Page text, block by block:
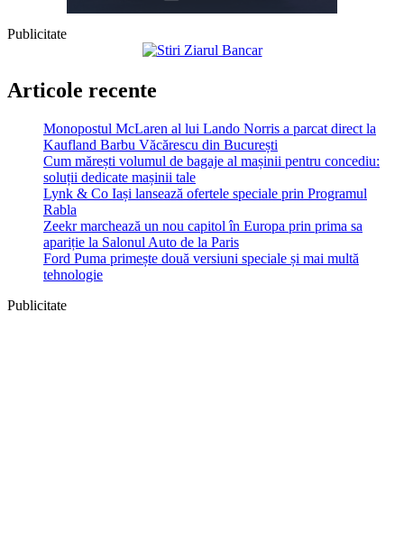
Publicitate
Articole recente
Monopostul McLaren al lui Lando Norris a parcat direct la
Kaufland Barbu Văcărescu din București
Cum mărești volumul de bagaje al mașinii pentru concediu:
soluții dedicate mașinii tale
Lynk & Co Iași lansează ofertele speciale prin Programul
Rabla
Zeekr marchează un nou capitol în Europa prin prima sa
apariție la Salonul Auto de la Paris
Ford Puma primește două versiuni speciale și mai multă
tehnologie
Publicitate